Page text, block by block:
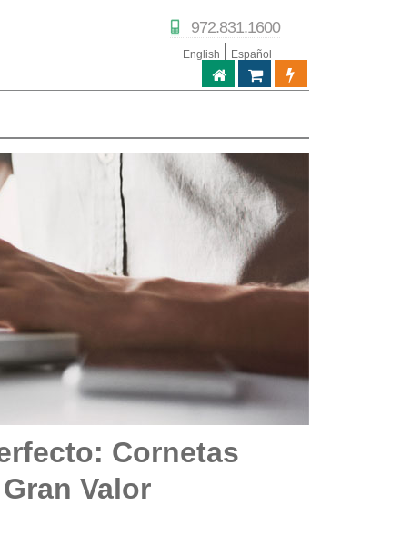
972.831.1600
English Español
TIENDA DE SOCIOS
ABPTECH.COM
Cornetas
Valor